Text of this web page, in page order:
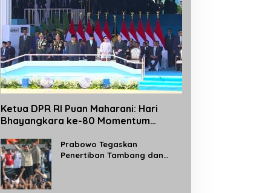
Ketua DPR RI Puan Maharani: Hari
Bhayangkara ke-80 Momentum
Pelayanan Polri kepada Masyarakat
Prabowo Tegaskan
Penertiban Tambang dan